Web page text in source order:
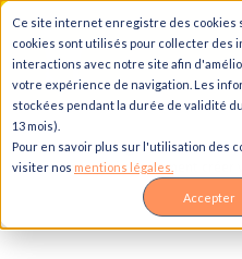
Ce site internet enregistre des cookies
cookies sont utilisés pour collecter des
interactions avec notre site afin
votre expérience de navigation. Les
stockées pendant la durée de validité
13 mois).
Pour en savoir plus sur l'utilisation des
visiter nos mentions légales.
Accepter
Aller au contenu principal
Aller à la navigation
Aller au pied de page
Accueil
Blog
Pourquoi et comment créer